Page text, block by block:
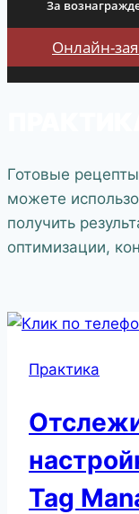
За
Онлайн-
Готовые
можете
получить
оптимизации,
Практика
Tag